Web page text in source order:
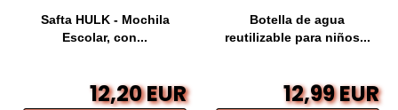
Safta HULK - Mochila
Escolar, con...
12,20 EUR
Botella de agua
reutilizable para niños...
12,99 EUR